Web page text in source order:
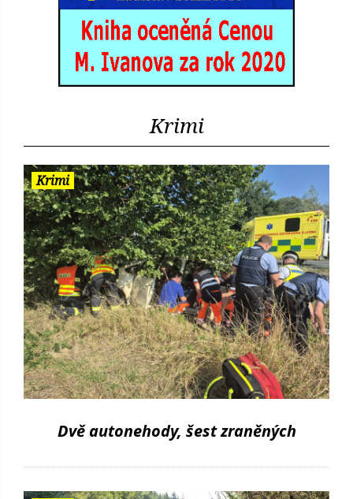
Krimi
Krimi
Dvě autonehody, šest zraněných